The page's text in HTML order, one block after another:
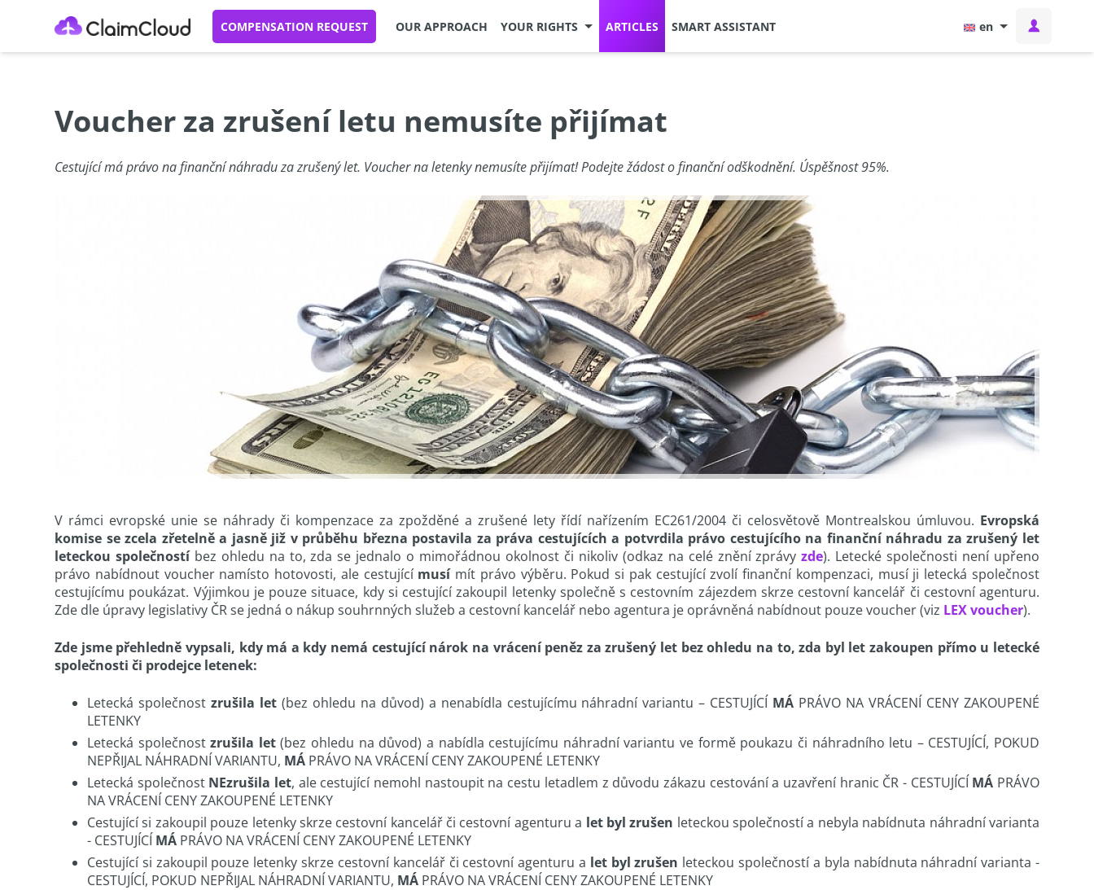
COMPENSATION REQUEST OUR APPROACH YOUR RIGHTS ARTICLES SMART ASSISTANT en
Voucher za zrušení letu nemusíte přijímat
Cestující má právo na finanční náhradu za zrušený let. Voucher na letenky nemusíte přijímat! Podejte žádost o finanční odškodnění. Úspěšnost 95%.
V rámci evropské unie se náhrady či kompenzace za zpožděné a zrušené lety řídí nařízením EC261/2004 či celosvětově Montrealskou úmluvou. Evropská
komise se zcela zřetelně a jasně již v průběhu března postavila za práva cestujících a potvrdila právo cestujícího na finanční náhradu za zrušený let
leteckou společnostíbez ohledu na to, zda se jednalo o mimořádnou okolnost či nikoliv (odkaz na celé znění zprávyzde). Letecké společnosti není upřeno
právo nabídnout voucher namísto hotovosti, ale cestující musímít právo výběru. Pokud si pak cestující zvolí finanční kompenzaci, musí ji letecká společnost
cestujícímu poukázat. Výjimkou je pouze situace, kdy si cestující zakoupil letenky společně s cestovním zájezdem skrze cestovní kancelář či cestovní agenturu.
Zde dle úpravy legislativy ČR se jedná o nákup souhrnných služeb a cestovní kancelář nebo agentura je oprávněná nabídnout pouze voucher (viz LEX voucher).
Zde jsme přehledně vypsali, kdy má a kdy nemá cestující nárok na vrácení peněz za zrušený let bez ohledu na to, zda byl let zakoupen přímo u letecké
společnosti či prodejce letenek:
Letecká společnost zrušila let(bez ohledu na důvod) a nenabídla cestujícímu náhradní variantu – CESTUJÍCÍ MÁ PRÁVO NA VRÁCENÍ CENY ZAKOUPENÉ
LETENKY
Letecká společnostzrušila let(bez ohledu na důvod) a nabídla cestujícímu náhradní variantu ve formě poukazu či náhradního letu – CESTUJÍCÍ, POKUD
NEPŘIJAL NÁHRADNÍ VARIANTU, MÁ PRÁVO NA VRÁCENÍ CENY ZAKOUPENÉ LETENKY
Letecká společnost NEzrušila let, ale cestující nemohl nastoupit na cestu letadlem z důvodu zákazu cestování a uzavření hranic ČR - CESTUJÍCÍ MÁ PRÁVO
NA VRÁCENÍ CENY ZAKOUPENÉ LETENKY
Cestující si zakoupil pouze letenky skrze cestovní kancelář či cestovní agenturu a let byl zrušen leteckou společností a nebyla nabídnuta náhradní varianta
- CESTUJÍCÍ MÁ PRÁVO NA VRÁCENÍ CENY ZAKOUPENÉ LETENKY
Cestující si zakoupil pouze letenky skrze cestovní kancelář či cestovní agenturu a let byl zrušen leteckou společností a byla nabídnuta náhradní varianta -
CESTUJÍCÍ, POKUD NEPŘIJAL NÁHRADNÍ VARIANTU, MÁ PRÁVO NA VRÁCENÍ CENY ZAKOUPENÉ LETENKY